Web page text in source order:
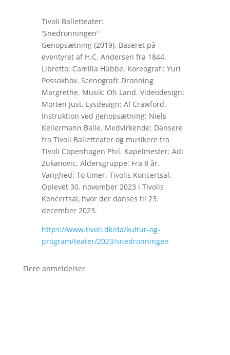
Tivoli Balletteater:
'Snedronningen'
Genopsætning (2019). Baseret på
eventyret af H.C. Andersen fra 1844.
Libretto: Camilla Hübbe. Koreografi: Yuri
Possokhov. Scenografi: Dronning
Margrethe. Musik: Oh Land. Videodesign:
Morten Just. Lysdesign: Al Crawford.
Instruktion ved genopsætning: Niels
Kellermann Balle. Medvirkende: Dansere
fra Tivoli Balletteater og musikere fra
Tivoli Copenhagen Phil. Kapelmester: Adi
Zukanovic. Aldersgruppe: Fra 8 år.
Varighed: To timer. Tivolis Koncertsal.
Oplevet 30. november 2023 i Tivolis
Koncertsal, hvor der danses til 23.
december 2023.
https://www.tivoli.dk/da/kultur-og-
program/teater/2023/snedronningen
Flere anmeldelser